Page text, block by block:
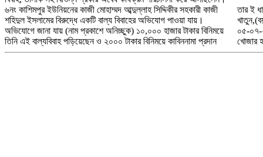
৬নং কাশিমপুর ইউনিয়নের কাজী মোহাম্মদ আব্দুল্লাহ সিদ্দিকীর সহকারী কাজী
শহিদুল ইসলামের বিরুদ্ধে একটি বাল্য বিবাহের অভিযোগ পাওয়া যায়।
অভিযোগে জানা যায় (নাম প্রকাশে অনিচ্ছুক) ১০,০০০ হাজার টাকার বিনিময়ে
তিনি এই বাল্যবিবাহ পড়িয়েছেন ও ২০০০ টাকার বিনিময়ে কাবিননামা প্রদান
তার ই
০৫-০৭-
খোজার